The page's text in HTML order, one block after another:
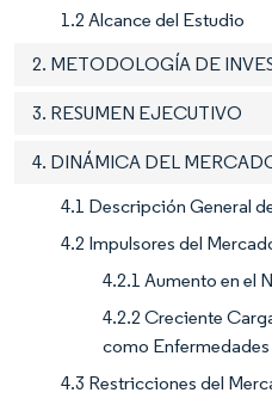
1.2 Alcance del Estudio
2. METODOLOGÍA DE
3. RESUMEN EJECUTIVO
4. DINÁMICA DEL
4.1 Descripción General
4.2 Impulsores del
4.2.1 Aumento en el
4.2.2 Creciente
como
4.3 Restricciones del